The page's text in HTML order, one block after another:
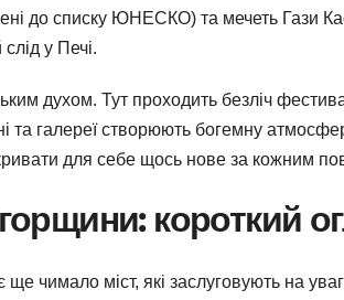
до списку ЮНЕСКО) та мечеть Гази
у Печі.
духом. Тут проходить безліч
та галереї створюють богемну
для себе щось нове за кожним
короткий
ще чимало міст, які заслуговують на